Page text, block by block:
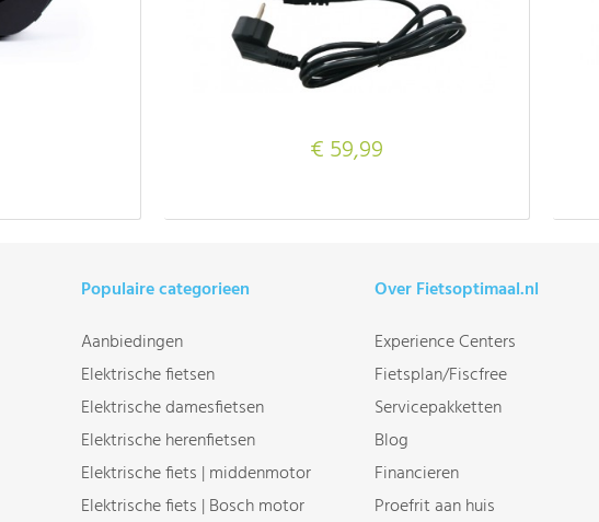
€ 59,99
Populaire categorieen
Aanbiedingen
Elektrische fietsen
Elektrische damesfietsen
Elektrische herenfietsen
Elektrische fiets | middenmotor
Elektrische fiets | Bosch motor
Over Fietsoptimaal.nl
Experience Centers
Fietsplan/Fiscfree
Servicepakketten
Blog
Financieren
Proefrit aan huis